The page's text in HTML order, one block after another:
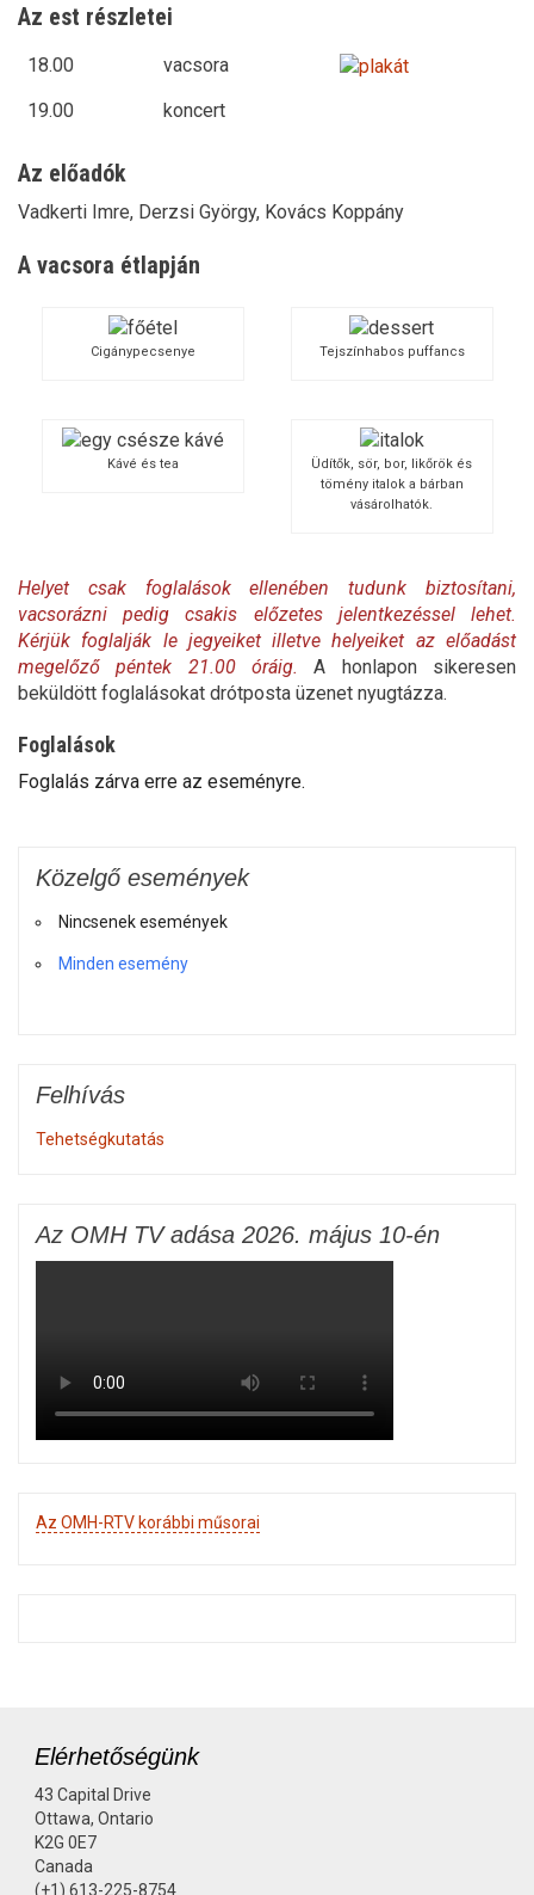
Az est részletei
18.00
vacsora
19.00
koncert
Az előadók
Vadkerti Imre, Derzsi György, Kovács Koppány
A vacsora étlapján
Cigánypecsenye Tejszínhabos puffancs
Kávé és tea
Üdítők, sör, bor, likőrök és
tömény italok a bárban
vásárolhatók.
Helyet csak foglalások ellenében tudunk biztosítani,
vacsorázni pedig csakis előzetes jelentkezéssel lehet.
Kérjük foglalják le jegyeiket illetve helyeiket az előadást
megelőző péntek 21.00 óráig.
A honlapon sikeresen
beküldött foglalásokat drótposta üzenet nyugtázza.
Foglalások
Foglalás zárva erre az eseményre.
Közelgő események
Nincsenek események
Minden esemény
Felhívás
Tehetségkutatás
Az OMH TV adása 2026. május 10-én
Az OMH-RTV korábbi műsorai
Elérhetőségünk
43 Capital Drive
Ottawa, Ontario
K2G 0E7
Canada
(+1) 613-225-8754